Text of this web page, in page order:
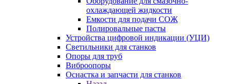
охлаждающей жидкости
Емкости для подачи СОЖ
Полировальные пасты
Устройства цифровой индикации (УЦИ)
Светильники для станков
Опоры для труб
Виброопоры
Оснастка и запчасти для станков